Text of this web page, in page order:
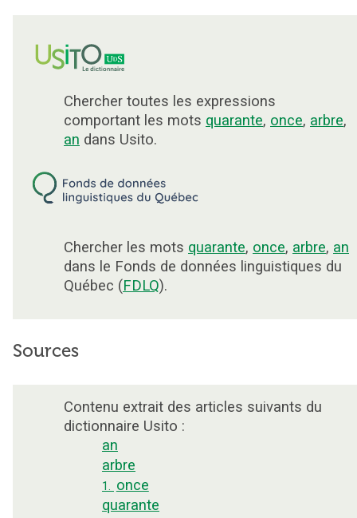
Chercher toutes les expressions
comportant les mots quarante, once, arbre,
an dans Usito.
Chercher les mots quarante, once, arbre, an
dans le Fonds de données linguistiques du
Québec (FDLQ).
Sources
Contenu extrait des articles suivants du
dictionnaire Usito :
an
arbre
1. once
quarante